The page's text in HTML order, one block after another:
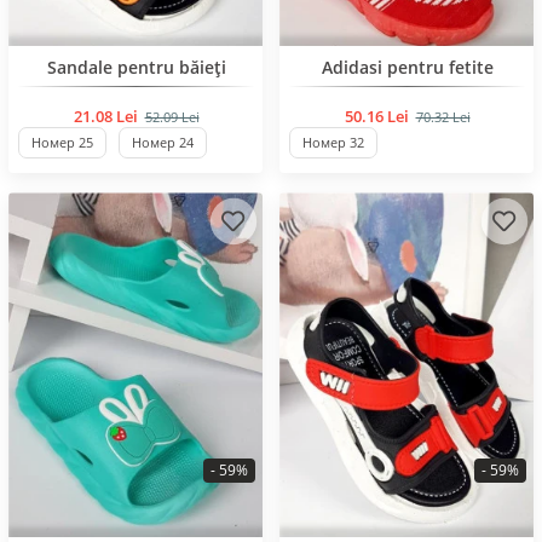
BESTSELLER
Sandale pentru băieți
21.08 Lei 52.09 Lei
Номер 25 Номер 24
BESTSELLER
Adidasi pentru fetite
50.16 Lei 70.32 Lei
Номер 32
- 59% - 59%